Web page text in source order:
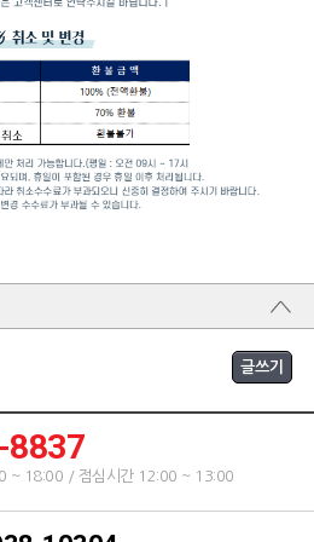
~ 18:00 / 점심시간 12:00 ~ 13:00